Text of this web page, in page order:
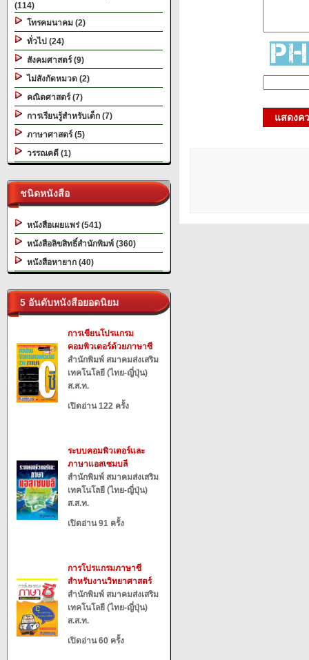
(114)
โทรคมนาคม (2)
ทั่วไป (24)
สังคมศาสตร์ (9)
ไม่สังกัดหมวด (2)
คณิตศาสตร์ (7)
การเรียนรู้สำหรับเด็ก (7)
ภาษาศาสตร์ (5)
วรรณคดี (1)
ชนิดหนังสือ
หนังสือเผยแพร่ (541)
หนังสือลิขสิทธิ์สำนักพิมพ์ (360)
หนังสือหายาก (40)
5 อันดับหนังสือยอดนิยม
การเขียนโปรแกรม
คอมพิวเตอร์ด้วยภาษาซี
สำนักพิมพ์ สมาคมส่งเสริม
เทคโนโลยี (ไทย-ญี่ปุ่น)
ส.ส.ท.
เปิดอ่าน 122 ครั้ง
ระบบคอมพิวเตอร์และ
ภาษาแอสเซมบลี
สำนักพิมพ์ สมาคมส่งเสริม
เทคโนโลยี (ไทย-ญี่ปุ่น)
ส.ส.ท.
เปิดอ่าน 91 ครั้ง
การโปรแกรมภาษาซี
สำหรับงานวิทยาศาสตร์
สำนักพิมพ์ สมาคมส่งเสริม
เทคโนโลยี (ไทย-ญี่ปุ่น)
ส.ส.ท.
เปิดอ่าน 60 ครั้ง
แสดงค